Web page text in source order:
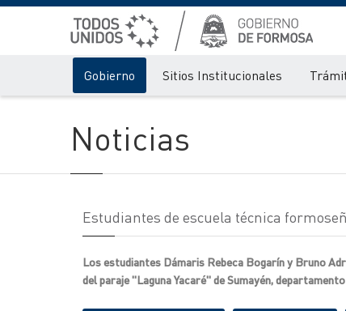
Gobierno Sitios Institucionales
Noticias
Estudiantes de escuela técnica
Los estudiantes Dámaris Rebeca Bogarín y Bruno
del paraje "Laguna Yacaré" de Sumayén,